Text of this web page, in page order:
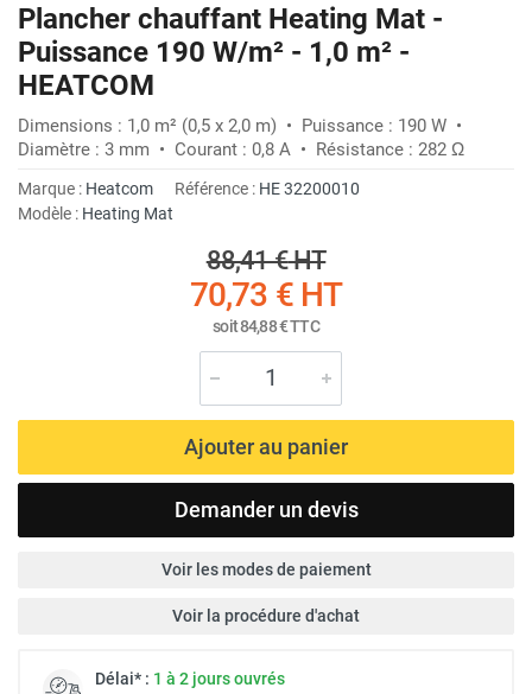
Plancher chauffant Heating Mat -
Puissance 190 W/m² - 1,0 m² -
HEATCOM
Dimensions : 1,0 m² (0,5 x 2,0 m) • Puissance : 190 W •
Diamètre : 3 mm • Courant : 0,8 A • Résistance : 282 Ω
Marque : Heatcom Référence : HE 32200010
Modèle : Heating Mat
88,41 €HT
70,73 €HT
soit84,88 €TTC
Ajouter au panier
Demander un devis
Voir les modes de paiement
Voir la procédure d'achat
Délai* : 1 à 2 jours ouvrés